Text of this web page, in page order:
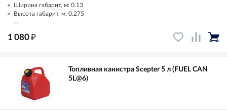
Ширина габарит, м: 0.13
Высота габарит, м: 0.275
...
1 080₽
Топливная канистра Scepter 5 л (FUEL CAN
5L@6)